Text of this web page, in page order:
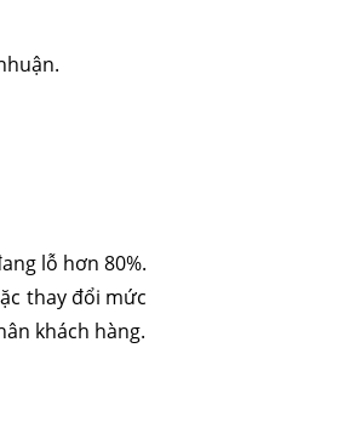
lỗ hơn 80%.
thay đổi mức
khách hàng.